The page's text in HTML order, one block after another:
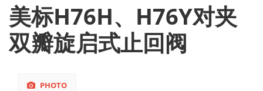
美标H76H、H76Y对夹
双瓣旋启式止回阀
PHOTO